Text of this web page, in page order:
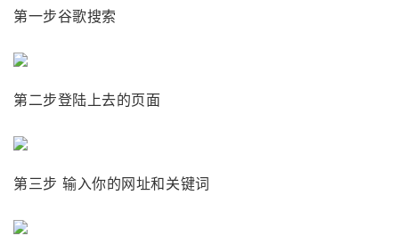
第一步谷歌搜索
第二步登陆上去的页面
第三步 输入你的网址和关键词